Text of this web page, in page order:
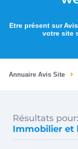
Etre présent sur
votre site
Annuaire Avis Site
Résultats pour:
Immobilier et